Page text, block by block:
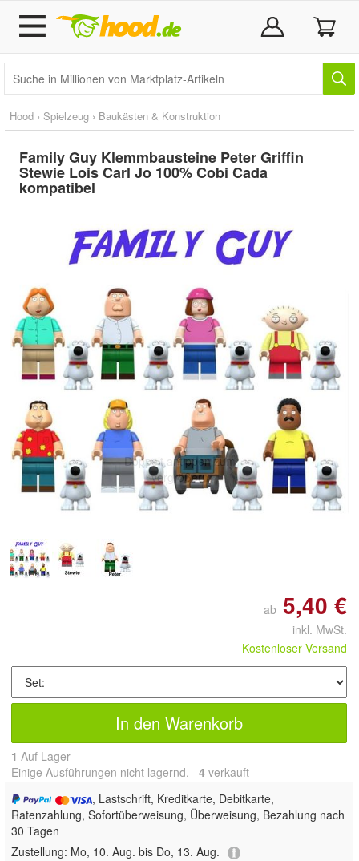
Hood › Spielzeug › Baukästen & Konstruktion
Family Guy Klemmbausteine Peter Griffin
Stewie Lois Carl Jo 100% Cobi Cada
kompatibel
Doppelt antippen zum
vergrößern
ab 5,40 €
inkl. MwSt.
Kostenloser Versand
In den Warenkorb
1 Auf Lager
Einige Ausführungen nicht lagernd. 4 verkauft
, Lastschrift, Kreditkarte, Debitkarte,
Ratenzahlung, Sofortüberweisung, Überweisung, Bezahlung nach
30 Tagen
Zustellung: Mo, 10. Aug. bis Do, 13. Aug.